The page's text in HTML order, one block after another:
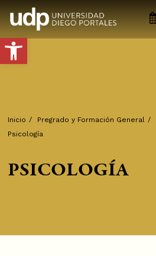
Abrir barra de herramientas
Inicio / Pregrado y Formación General /
Psicología
PSICOLOGÍA